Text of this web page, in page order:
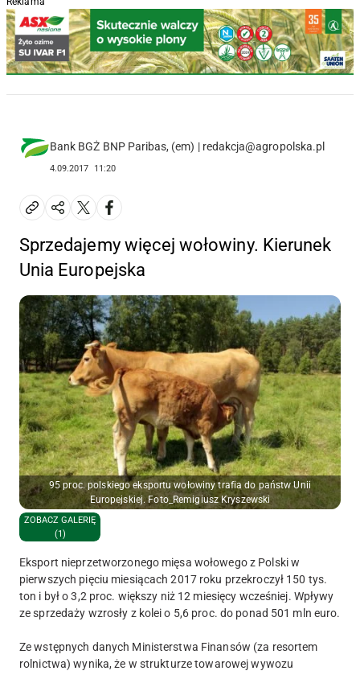
Bank BGŻ BNP Paribas, (em) | redakcja@agropolska.pl
4.09.2017 11:20
Sprzedajemy więcej wołowiny. Kierunek
Unia Europejska
95 proc. polskiego eksportu wołowiny trafia do państw Unii
Europejskiej. Foto_Remigiusz Kryszewski
ZOBACZ GALERIĘ
(1)
Eksport nieprzetworzonego mięsa wołowego z Polski w
pierwszych pięciu miesiącach 2017 roku przekroczył 150 tys.
ton i był o 3,2 proc. większy niż 12 miesięcy wcześniej. Wpływy
ze sprzedaży wzrosły z kolei o 5,6 proc. do ponad 501 mln euro.
Ze wstępnych danych Ministerstwa Finansów (za resortem
rolnictwa) wynika, że w strukturze towarowej wywozu